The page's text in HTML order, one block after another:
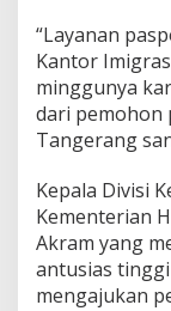
“Layanan
Kantor
minggunya
dari pemohon
Tangerang
Kepala Divisi
Kementerian
Akram yang
antusias
mengajukan